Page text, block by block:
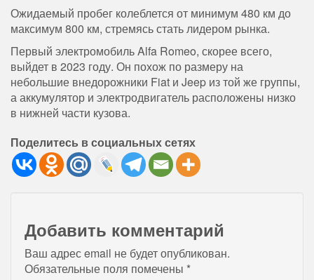
Ожидаемый пробег колеблется от минимум 480 км до
максимум 800 км, стремясь стать лидером рынка.
Первый электромобиль Alfa Romeo, скорее всего,
выйдет в 2023 году. Он похож по размеру на
небольшие внедорожники Fiat и Jeep из той же группы,
а аккумулятор и электродвигатель расположены низко
в нижней части кузова.
Поделитесь в социальных сетях
Добавить комментарий
Ваш адрес email не будет опубликован.
Обязательные поля помечены *